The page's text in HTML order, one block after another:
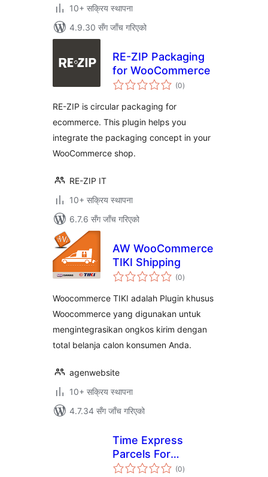
10+ सक्रिय स्थापना
4.9.30 सँग जाँच गरिएको
RE-ZIP Packaging
for WooCommerce
(0कुल
रेटिङ्गहरू
)
RE-ZIP is circular packaging for
ecommerce. This plugin helps you
integrate the packaging concept in your
WooCommerce shop.
RE-ZIP IT
10+ सक्रिय स्थापना
6.7.6 सँग जाँच गरिएको
AW WooCommerce
TIKI Shipping
(0कुल
रेटिङ्गहरू
)
Woocommerce TIKI adalah Plugin khusus
Woocommerce yang digunakan untuk
mengintegrasikan ongkos kirim dengan
total belanja calon konsumen Anda.
agenwebsite
10+ सक्रिय स्थापना
4.7.34 सँग जाँच गरिएको
Time Express
Parcels For
WooCommerce
(0कुल
रेटिङ्गहरू
)